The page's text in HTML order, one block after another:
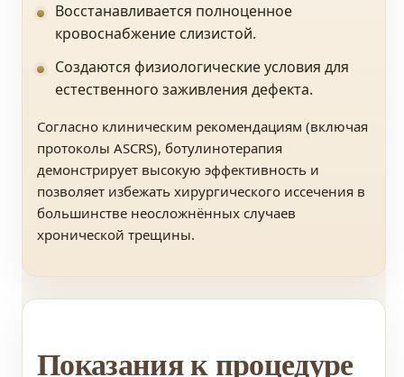
Восстанавливается полноценное
кровоснабжение слизистой.
Создаются физиологические условия для
естественного заживления дефекта.
Согласно клиническим рекомендациям (включая
протоколы ASCRS), ботулинотерапия
демонстрирует высокую эффективность и
позволяет избежать хирургического иссечения в
большинстве неосложнённых случаев
хронической трещины.
Показания к процедуре